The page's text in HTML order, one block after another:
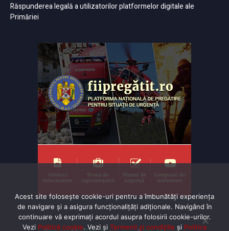
Răspunderea legală a utilizatorilor platformelor digitale ale
Primăriei
Acest site folosește cookie-uri pentru a îmbunătăți experiența
de navigare și a asigura funcționalițăți adiționale. Navigând în
continuare vă exprimaţi acordul asupra folosirii cookie-urilor.
Vezi Politică cookie. Vezi și Termenii și condițiile și Politica